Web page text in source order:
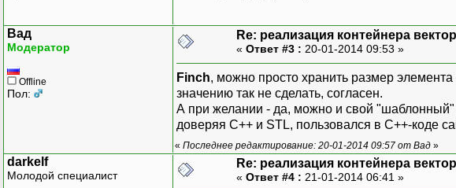
Вад
Модератор
Offline
Пол:
Re: реализация контейнера
« Ответ #3 : 20-01-2014 09:53 »
Finch, можно просто хранить размер элемента
значению так не сделать, согласен.
А при желании - да, можно и свой "шаблонный"
доверяя С++ и STL, пользовался в C++-коде
« Последнее редактирование: 20-01-2014 09:57 от Вад »
darkelf
Молодой специалист
Re: реализация контейнера
« Ответ #4 : 21-01-2014 06:41 »